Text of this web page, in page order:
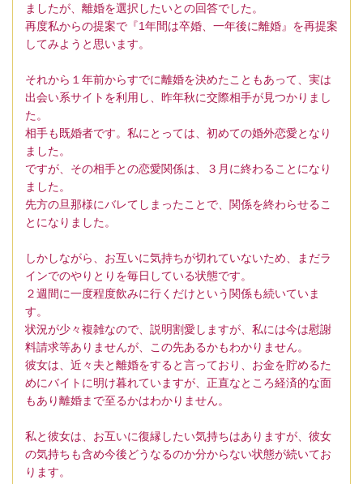
ましたが、離婚を選択したいとの回答でした。
再度私からの提案で『1年間は卒婚、一年後に離婚』を再提案
してみようと思います。
それから１年前からすでに離婚を決めたこともあって、実は
出会い系サイトを利用し、昨年秋に交際相手が見つかりまし
た。
相手も既婚者です。私にとっては、初めての婚外恋愛となり
ました。
ですが、その相手との恋愛関係は、３月に終わることになり
ました。
先方の旦那様にバレてしまったことで、関係を終わらせるこ
とになりました。
しかしながら、お互いに気持ちが切れていないため、まだラ
インでのやりとりを毎日している状態です。
２週間に一度程度飲みに行くだけという関係も続いていま
す。
状況が少々複雑なので、説明割愛しますが、私には今は慰謝
料請求等ありませんが、この先あるかもわかりません。
彼女は、近々夫と離婚をすると言っており、お金を貯めるた
めにバイトに明け暮れていますが、正直なところ経済的な面
もあり離婚まで至るかはわかりません。
私と彼女は、お互いに復縁したい気持ちはありますが、彼女
の気持ちも含め今後どうなるのか分からない状態が続いてお
ります。